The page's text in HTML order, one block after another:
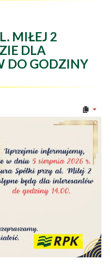
MIŁEJ 2
DLA
DO GODZINY